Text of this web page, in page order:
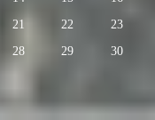
21 22
23
28 29
30